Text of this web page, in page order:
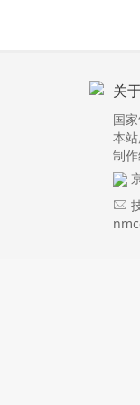
关
国
本
制